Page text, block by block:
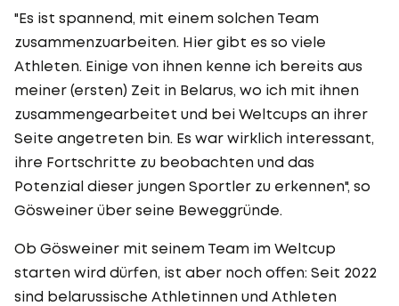
"Es ist spannend, mit einem solchen Team
zusammenzuarbeiten. Hier gibt es so viele
Athleten. Einige von ihnen kenne ich bereits aus
meiner (ersten) Zeit in Belarus, wo ich mit ihnen
zusammengearbeitet und bei Weltcups an ihrer
Seite angetreten bin. Es war wirklich interessant,
ihre Fortschritte zu beobachten und das
Potenzial dieser jungen Sportler zu erkennen", so
Gösweiner über seine Beweggründe.
Ob Gösweiner mit seinem Team im Weltcup
starten wird dürfen, ist aber noch offen: Seit 2022
sind belarussische Athletinnen und Athleten